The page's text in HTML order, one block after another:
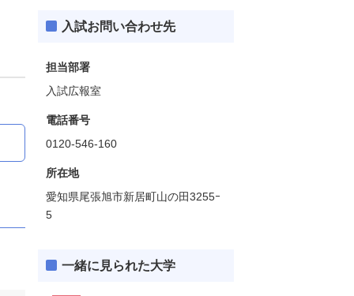
入試お問い合わせ先
担当部署
入試広報室
電話番号
0120-546-160
所在地
愛知県尾張旭市新居町山の田3255ｰ
5
一緒に見られた大学